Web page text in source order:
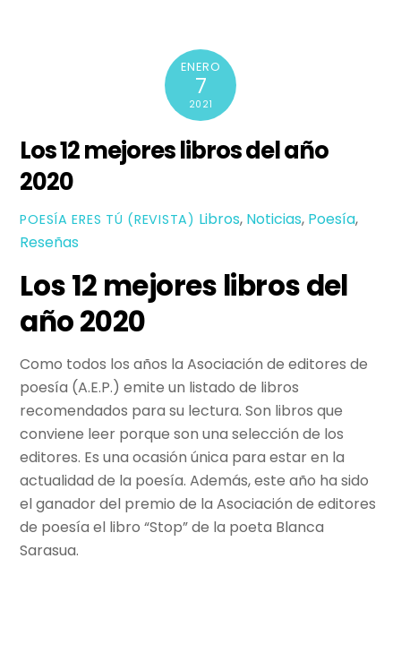
ENERO
7
2021
Los 12 mejores libros del año
2020
POESÍ­A ERES TÚ (REVISTA) Libros, Noticias, Poesía,
Reseñas
Los 12 mejores libros del
año 2020
Como todos los años la Asociación de editores de
poesía (A.E.P.) emite un listado de libros
recomendados para su lectura. Son libros que
conviene leer porque son una selección de los
editores. Es una ocasión única para estar en la
actualidad de la poesía. Además, este año ha sido
el ganador del premio de la Asociación de editores
de poesía el libro “Stop” de la poeta Blanca
Sarasua.